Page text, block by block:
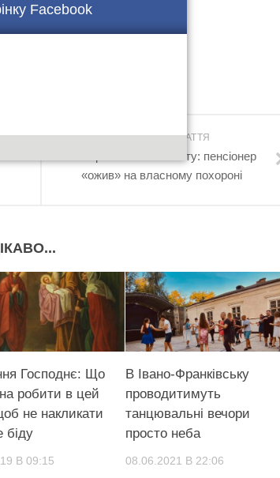
Facebook
НАСТУПНА СТАТТЯ
Повернення з того світу: пенсіонер
«ожив» на власному похороні
Господнє: Що
робити в цей
не накликати
біду
В 09:15
В Івано-Франківську
проводитимуть
танцювальні вечори
просто неба
08.06.2021 В 22:06